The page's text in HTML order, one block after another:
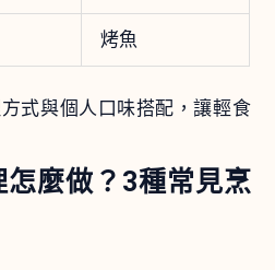
烤魚
式與個人口味搭配，讓輕食
麼做？3種常見烹